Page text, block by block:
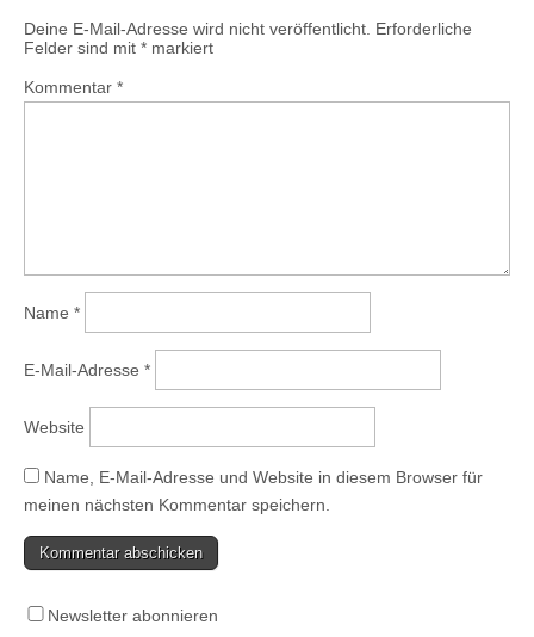
Deine E-Mail-Adresse wird nicht veröffentlicht. Erforderliche
Felder sind mit * markiert
Kommentar *
Name *
E-Mail-Adresse *
Website
Name, E-Mail-Adresse und Website in diesem Browser für
meinen nächsten Kommentar speichern.
Newsletter abonnieren